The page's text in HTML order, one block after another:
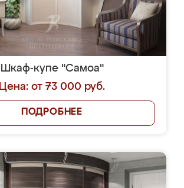
Шкаф-купе "Самоа"
Цена: от 73 000 руб.
ПОДРОБНЕЕ